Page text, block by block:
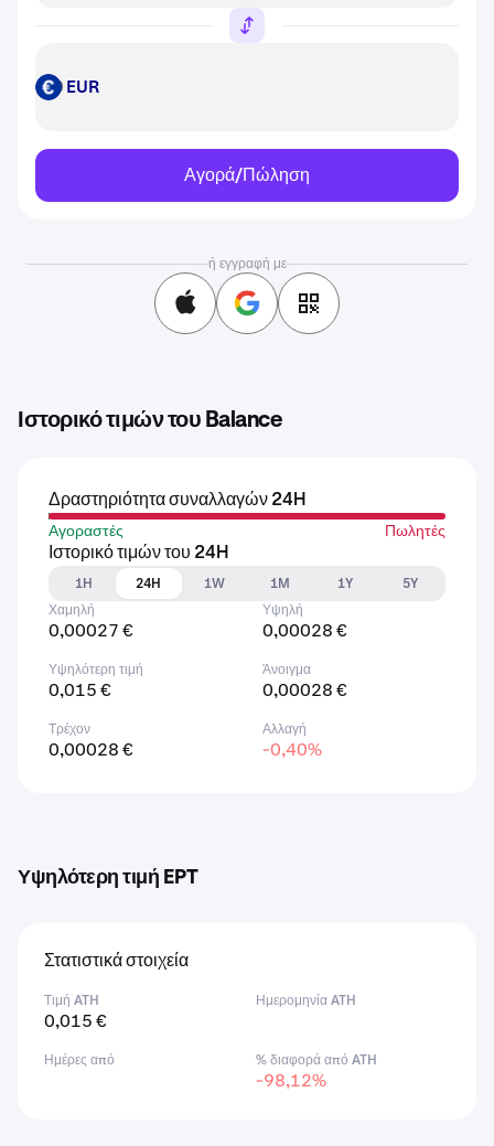
EUR EUR
Αγορά/Πώληση
ή εγγραφή με
Ιστορικό τιμών του Balance
Δραστηριότητα συναλλαγών 24H
Αγοραστές Πωλητές
Ιστορικό τιμών του 24H
1H
24H 1W 1M 1Y
5Y
Χαμηλή
0,00027 €
Υψηλή
0,00028 €
Υψηλότερη τιμή
0,015 €
Άνοιγμα
0,00028 €
Τρέχον
0,00028 €
Αλλαγή
-0,40%
Υψηλότερη τιμή EPT
Στατιστικά στοιχεία
Τιμή ATH
0,015 €
Ημερομηνία ATH
Ημέρες από % διαφορά από ATH
-98,12%